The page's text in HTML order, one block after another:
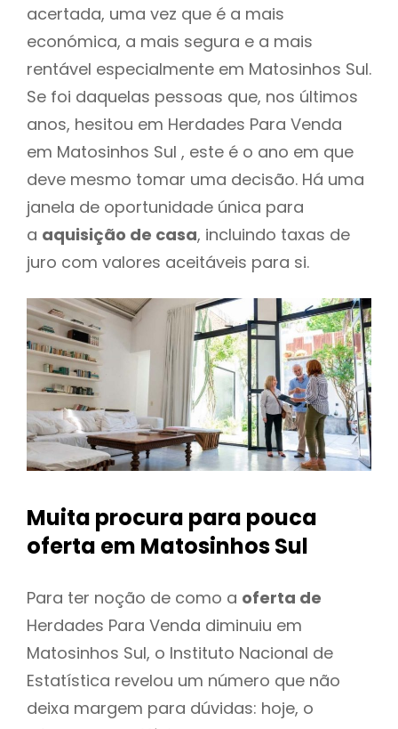
acertada, uma vez que é a mais
económica, a mais segura e a mais
rentável especialmente em Matosinhos Sul.
Se foi daquelas pessoas que, nos últimos
anos, hesitou em Herdades Para Venda
em Matosinhos Sul , este é o ano em que
deve mesmo tomar uma decisão. Há uma
janela de oportunidade única para
a aquisição de casa, incluindo taxas de
juro com valores aceitáveis para si.
Muita procura para pouca
oferta em Matosinhos Sul
Para ter noção de como a oferta de
Herdades Para Venda diminuiu em
Matosinhos Sul, o Instituto Nacional de
Estatística revelou um número que não
deixa margem para dúvidas: hoje, o